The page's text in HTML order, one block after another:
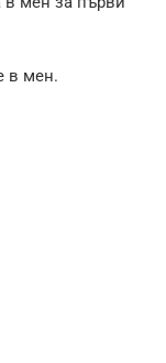
в мен.